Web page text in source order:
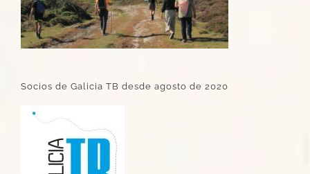
Socios de Galicia TB desde agosto de 2020